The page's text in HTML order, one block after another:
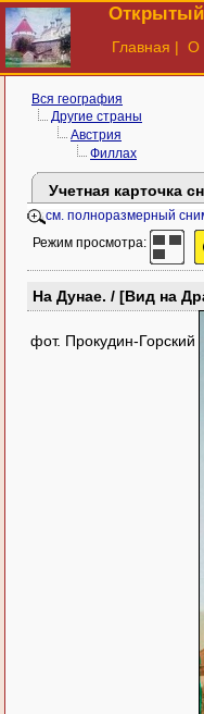
Открытый
Главная | О
Вся география
Другие страны
Австрия
Филлах
Учетная карточка
см. полноразмерный
Режим просмотра:
На Дунае. / [Вид на
фот. Прокудин-Горский